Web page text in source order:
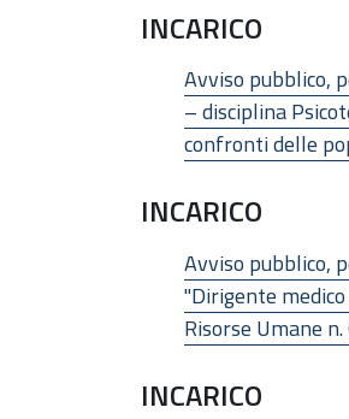
INCARICO
Avviso pubblico,
– disciplina
confronti delle
INCARICO
Avviso pubblico,
"Dirigente
Risorse Umane
INCARICO